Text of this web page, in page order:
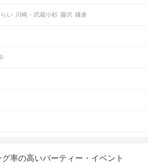
い 川崎・武蔵小杉 藤沢 鎌倉
率の高いパーティー・イベント